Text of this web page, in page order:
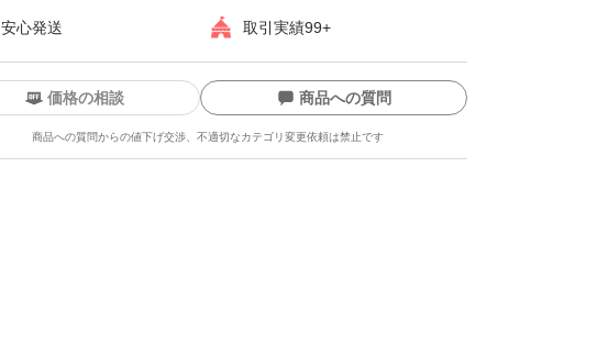
安心発送 取引実績99+
価格の相談 商品への質問
商品への質問からの値下げ交渉、不適切なカテゴリ変更依頼は禁止です